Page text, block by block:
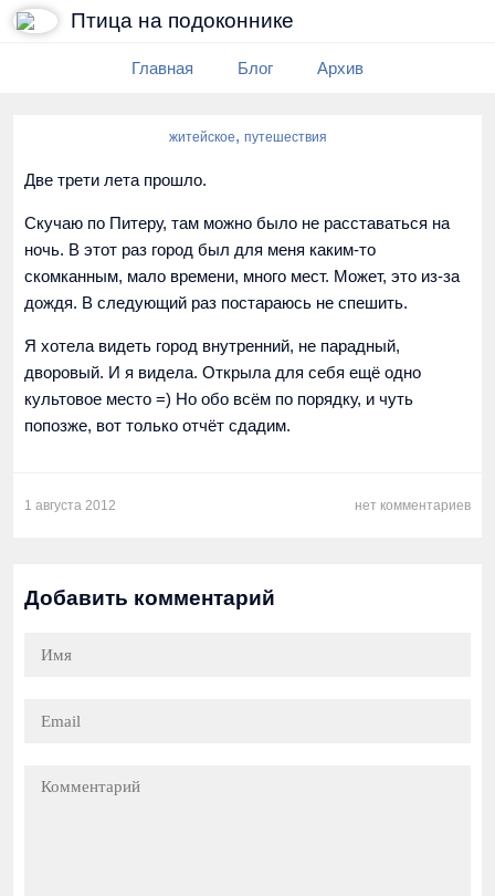
Птица на подоконнике
Главная Блог Архив
житейское, путешествия
Две трети лета прошло.
Скучаю по Питеру, там можно было не расставаться на
ночь. В этот раз город был для меня каким-то
скомканным, мало времени, много мест. Может, это из-за
дождя. В следующий раз постараюсь не спешить.
Я хотела видеть город внутренний, не парадный,
дворовый. И я видела. Открыла для себя ещё одно
культовое место =) Но обо всём по порядку, и чуть
попозже, вот только отчёт сдадим.
1 августа 2012 нет комментариев
Добавить комментарий